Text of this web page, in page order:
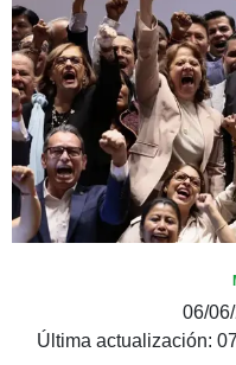
06/
Última actualización: